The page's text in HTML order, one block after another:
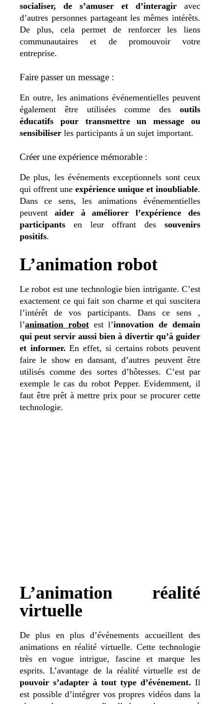
socialiser, de s’amuser et d’interagir avec
d’autres personnes partageant les mêmes intérêts.
De plus, cela permet de renforcer les liens
communautaires et de promouvoir votre
entreprise.
Faire passer un message :
En outre, les animations événementielles peuvent
également être utilisées comme des outils
éducatifs pour transmettre un message
ou
sensibiliser les participants à un sujet important.
Créer une expérience mémorable :
De plus, les événements exceptionnels sont ceux
qui offrent une expérience unique et inoubliable.
Dans ce sens, les animations événementielles
peuvent aider à améliorer l’expérience des
participants en leur offrant des souvenirs
positifs.
L’animation robot
Le robot est une technologie bien intrigante. C’est
exactement ce qui fait son charme et qui suscitera
l’intérêt de vos participants. Dans ce sens ,
l’animation robotest l’innovation de demain
qui peut servir aussi bien à divertir qu’à guider
et informer. En effet, si certains robots peuvent
faire le show en dansant, d’autres peuvent être
utilisés comme des sortes d’hôtesses. C’est par
exemple le cas du robot Pepper. Evidemment, il
faut être prêt à mettre prix pour se procurer cette
technologie.
L’animation réalité
virtuelle
De plus en plus d’événements accueillent des
animations en réalité virtuelle. Cette technologie
très en vogue intrigue, fascine et marque les
esprits. L’avantage de la réalité virtuelle est de
pouvoir s’adapter à tout type d’événement. Il
est possible d’intégrer vos propres vidéos dans la